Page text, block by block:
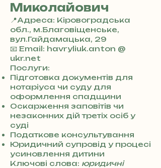
Миколайович
📍Адреса: Кіровоградська
обл., м.Благовіщенське,
вул.Гайдамацька, 29
+
3
8
0
7
3
0
4
8
5
7
8
4
📧 Email: havryliuk.anton @
ukr.net
Послуги:
Підготовка документів для
нотаріуса чи суду для
оформлення спадщини
Оскарження заповітів чи
незаконних дій третіх осіб у
суді
Податкове консультування
Юридичний супровід у процесі
усиновлення дитини
Ключові слова: юридичні